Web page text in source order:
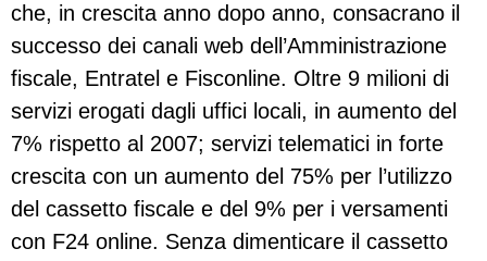
che, in crescita anno dopo anno, consacrano il
successo dei canali web dell’Amministrazione
fiscale, Entratel e Fisconline. Oltre 9 milioni di
servizi erogati dagli uffici locali, in aumento del
7% rispetto al 2007; servizi telematici in forte
crescita con un aumento del 75% per l’utilizzo
del cassetto fiscale e del 9% per i versamenti
con F24 online. Senza dimenticare il cassetto